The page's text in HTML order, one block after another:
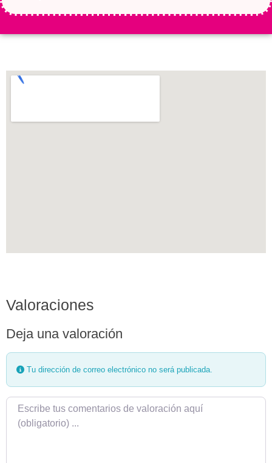
Valoraciones
Deja una valoración
Tu dirección de correo electrónico no será publicada.
Texto de la reseña